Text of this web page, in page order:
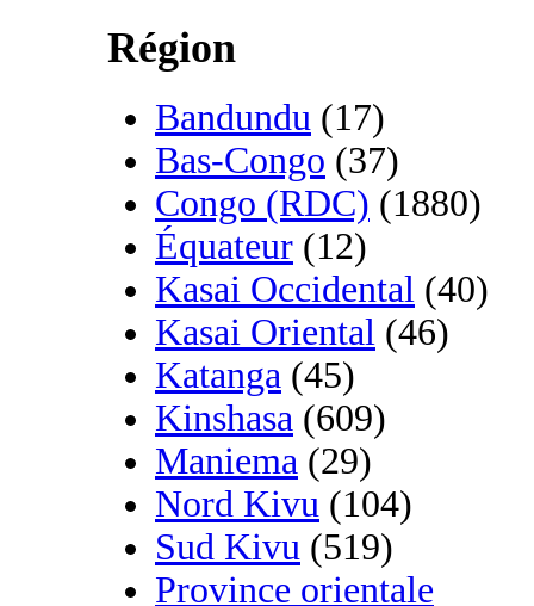
Région
Bandundu (17)
Bas-Congo (37)
Congo (RDC) (1880)
Équateur (12)
Kasai Occidental (40)
Kasai Oriental (46)
Katanga (45)
Kinshasa (609)
Maniema (29)
Nord Kivu (104)
Sud Kivu (519)
Province orientale